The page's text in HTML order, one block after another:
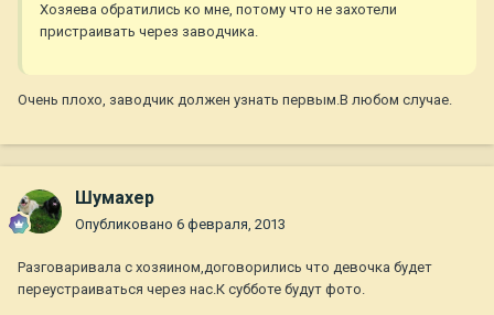
Хозяева обратились ко мне, потому что не захотели
пристраивать через заводчика.
Очень плохо, заводчик должен узнать первым.В любом случае.
Шумахер
Опубликовано 6 февраля, 2013
Разговаривала с хозяином,договорились что девочка будет
переустраиваться через нас.К субботе будут фото.